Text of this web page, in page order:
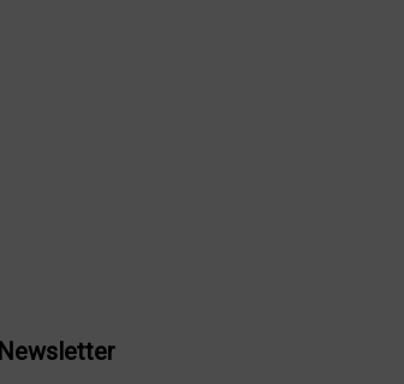
Newsletter